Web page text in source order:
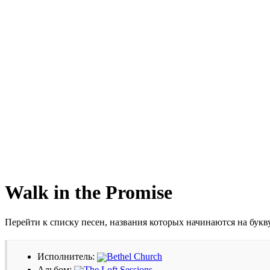
Walk in the Promise
Перейти к списку песен, названия которых начинаются на
Исполнитель:
Bethel Church